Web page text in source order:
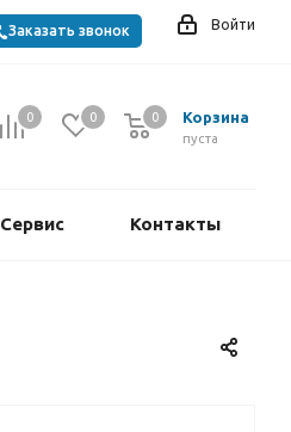
Войти
Заказать звонок
0 0 Корзина
0
пуста
0
Сервис Контакты